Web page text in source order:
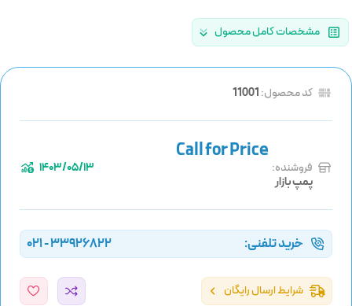
مشخصات کامل محصول
کد محصول:11001
فروشنده:
پمپ بازار
1403/05/13
خرید تلفنی: 33926822 - 021
شرایط ارسال رایگان